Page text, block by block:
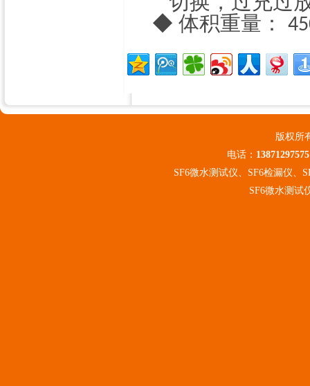
◆ 体积重量：
版权所
电话： 13871297575
SF6微水测试仪、SF6检漏仪、
SF6微水测试